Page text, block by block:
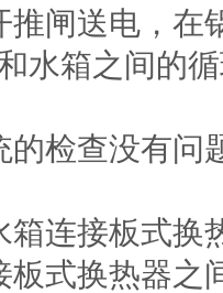
推闸送电，
水箱之间的
的检查没有
箱连接板式换
板式换热器